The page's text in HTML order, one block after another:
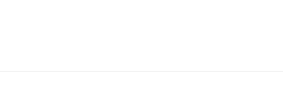
Jahre - Reaktionszeit: 1